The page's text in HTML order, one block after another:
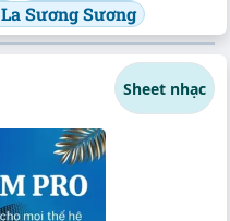
La Sương Sương
Sheet nhạc